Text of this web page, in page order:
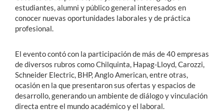
estudiantes, alumni y público general interesados en
conocer nuevas oportunidades laborales y de práctica
profesional.
El evento contó con la participación de más de 40 empresas
de diversos rubros como Chilquinta, Hapag-Lloyd, Carozzi,
Schneider Electric, BHP, Anglo American, entre otras,
ocasión en la que presentaron sus ofertas y espacios de
desarrollo, generando un ambiente de diálogo y vinculación
directa entre el mundo académico y el laboral.